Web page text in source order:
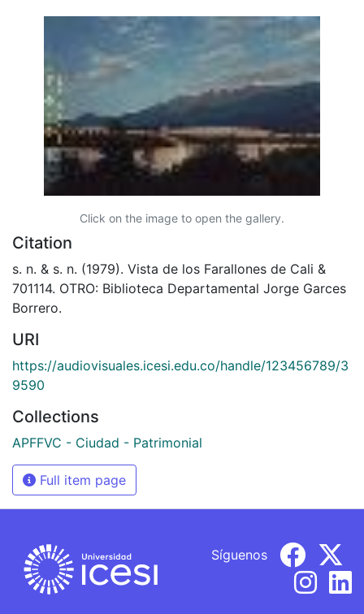
Click on the image to open the gallery.
Citation
s. n. & s. n. (1979). Vista de los Farallones de Cali &
701114. OTRO: Biblioteca Departamental Jorge Garces
Borrero.
URI
https://audiovisuales.icesi.edu.co/handle/123456789/3
9590
Collections
APFFVC - Ciudad - Patrimonial
Full item page
Síguenos